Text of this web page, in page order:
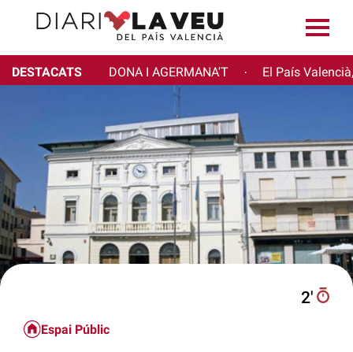
DESTACATS DONA I AGERMANA'T · El País
2′
Espai Públic